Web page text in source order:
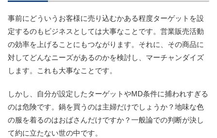
事前にどういうお客様に売り込むかある程度ターゲットを設
定するのもビジネスとしては大事なことです。営業販売活動
の効率を上げることにもつながります。それに、その商品に
対してどんなニーズがあるのかを検討し、マーチャンダイズ
します。これも大事なことです。
しかし、自分が設定したターゲットやMD条件に捕われすぎる
のは危険です。鍋を買うのは主婦だけでしょうか？地味な色
の服を着るのはおばさんだけですか？一般論での判断が決し
て約に立たない世の中です。